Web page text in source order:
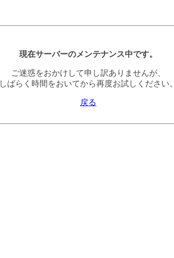
現在サーバーのメンテナンス中です。
ご迷惑をおかけして申し訳ありませんが、
しばらく時間をおいてから再度お試しください。
戻る